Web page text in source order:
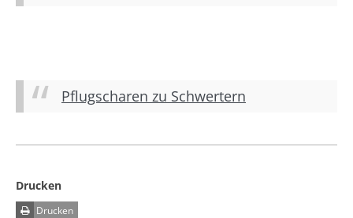
Pflugscharen zu Schwertern
Drucken
Drucken